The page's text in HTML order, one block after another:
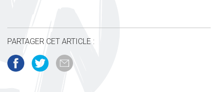
PARTAGER CET ARTICLE :